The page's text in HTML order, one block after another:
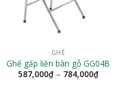
GHẾ
Ghế gấp liền bàn gỗ GG04B
587,000₫ – 784,000₫
giá: